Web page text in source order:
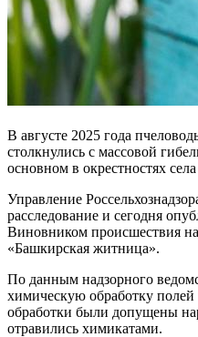
В августе 2025 года
столкнулись с массовой
основном в окрестностях
Управление
расследование и сегодня
Виновником происшествия
«Башкирская житница».
По данным надзорного
химическую обработку
обработки были допущены
отравились химикатами.